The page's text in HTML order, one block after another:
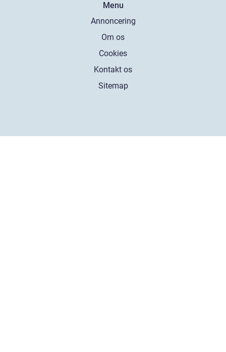
Menu
Annoncering
Om os
Cookies
Kontakt os
Sitemap